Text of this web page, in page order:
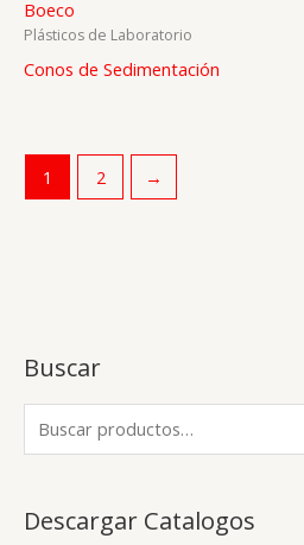
Buscar
u
c
Descargar Catalogos
Boeco
Plásticos de Laboratorio
Conos de Sedimentación
1 2 →